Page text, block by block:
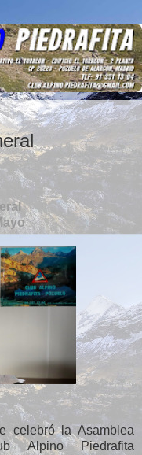
celebró la Asamblea
Alpino Piedrafita